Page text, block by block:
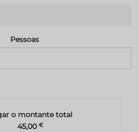
Pessoas
o montante total
45,00 €